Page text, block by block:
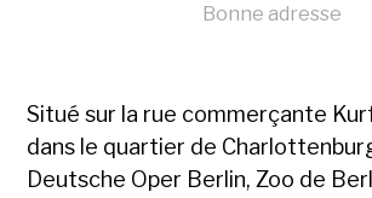
Bonne adresse
Situé sur la rue commerçante
dans le quartier de
Deutsche Oper Berlin, Zoo de